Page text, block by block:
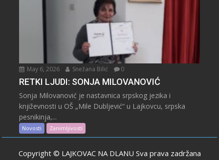
May 6, 2026 Snežana Bilić 0
RETKI LJUDI: SONJA MILOVANOVIĆ
Sonja Milovanović je nastavnica srpskog jezika i
književnosti u OŠ „Mile Dubljević“ u Lajkovcu, srpska
pesnikinja,...
Novosti Zanimljivosti
Copyright © LAJKOVAC NA DLANU Sva prava zadržana